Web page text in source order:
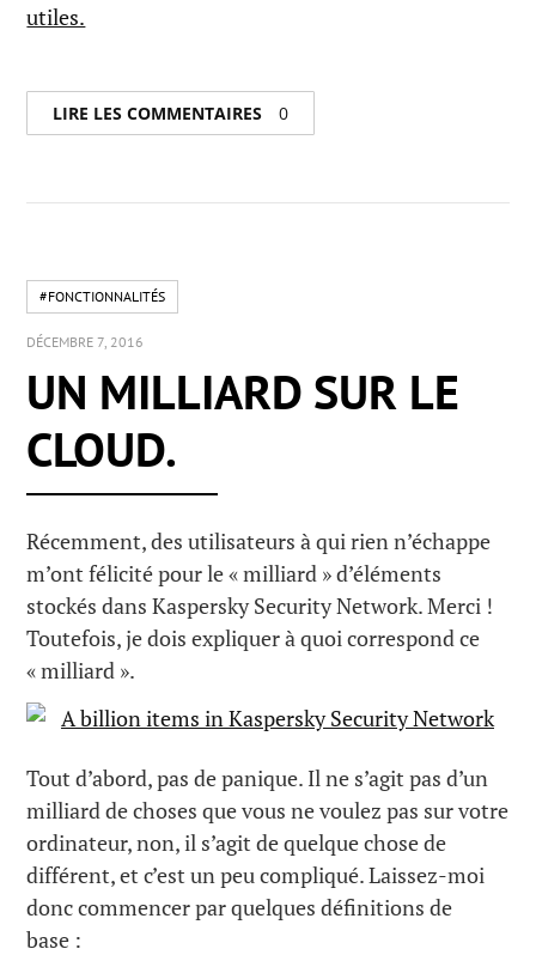
utiles.
LIRE LES COMMENTAIRES 0
#FONCTIONNALITÉS
DÉCEMBRE 7, 2016
UN MILLIARD SUR LE
CLOUD.
Récemment, des utilisateurs à qui rien n’échappe
m’ont félicité pour le « milliard » d’éléments
stockés dans Kaspersky Security Network. Merci !
Toutefois, je dois expliquer à quoi correspond ce
« milliard ».
Tout d’abord, pas de panique. Il ne s’agit pas d’un
milliard de choses que vous ne voulez pas sur votre
ordinateur, non, il s’agit de quelque chose de
différent, et c’est un peu compliqué. Laissez-moi
donc commencer par quelques définitions de
base :